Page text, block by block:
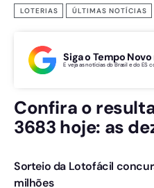
LOTERIAS ÚLTIMAS NOTÍCIAS
Siga o Tempo
E veja as notícias do Brasil e do ES
Confira o
3683 hoje: as
Sorteio da Lotofácil
milhões